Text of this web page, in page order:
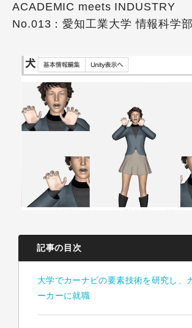
ACADEMIC meets INDUSTRY
No.013：愛知工業大学 情報科学
記事の目次
大学でカーナビの要素技術を研究し、
ーカーに就職